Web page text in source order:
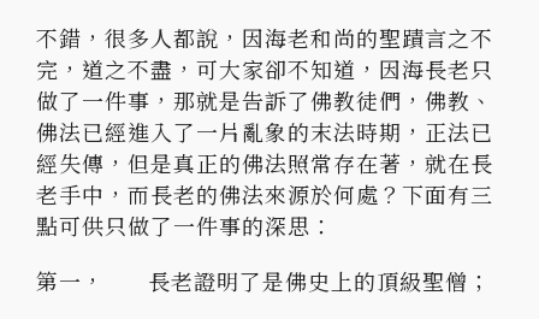
不錯，很多人都說，因海老和尚的聖蹟言之不
完，道之不盡，可大家卻不知道，因海長老只
做了一件事，那就是告訴了佛教徒們，佛教、
佛法已經進入了一片亂象的末法時期，正法已
經失傳，但是真正的佛法照常存在著，就在長
老手中，而長老的佛法來源於何處？下面有三
點可供只做了一件事的深思：
第一， 長老證明了是佛史上的頂級聖僧；